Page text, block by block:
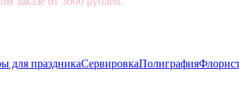
для праздникаСервировкаПолиграфия